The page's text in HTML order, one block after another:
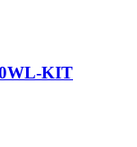
KIT